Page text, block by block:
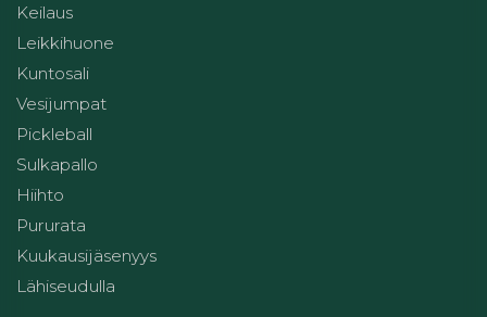
Keilaus
Leikkihuone
Kuntosali
Vesijumpat
Pickleball
Sulkapallo
Hiihto
Pururata
Kuukausijäsenyys
Lähiseudulla